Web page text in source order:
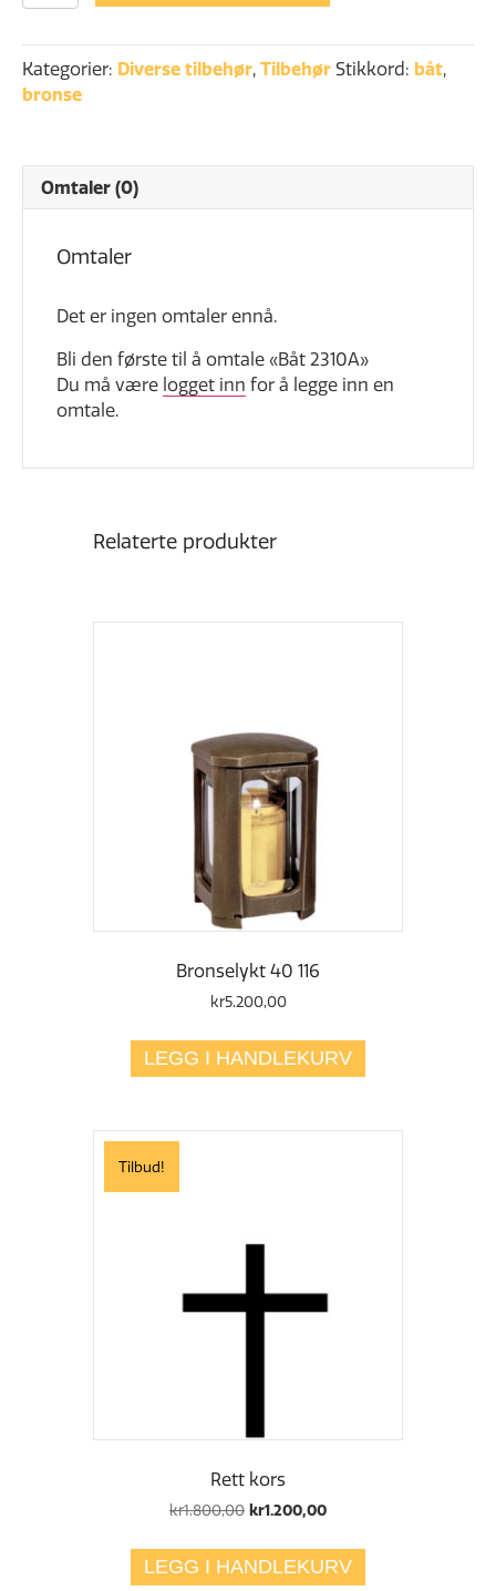
2310A
Kategorier: Diverse tilbehør, Tilbehør Stikkord: båt,
bronse
Omtaler (0)
Omtaler
Det er ingen omtaler ennå.
Bli den første til å omtale «Båt 2310A»
Du må være logget inn for å legge inn en
omtale.
Relaterte produkter
Bronselykt 40 116
kr5.200,00
LEGG I HANDLEKURV
Tilbud!
Rett kors
kr1.800,00 Opprinnelig
var:
kr1.800,00.
kr1.200,00Nåværende
er:
kr1.200,00.
LEGG I HANDLEKURV